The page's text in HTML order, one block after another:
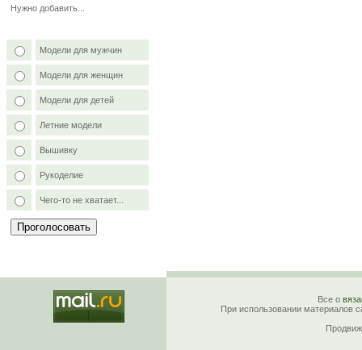
Нужно добавить...
Модели для мужчин
Модели для женщин
Модели для детей
Летние модели
Вышивку
Рукоделие
Чего-то не хватает...
Все о
При использовании материалов